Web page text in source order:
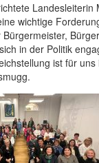
wichtige
in der Politik
ist für